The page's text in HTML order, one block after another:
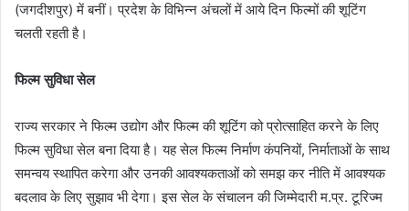
(जगदीशपुर) में बनीं। प्रदेश के विभिन्न अंचलों में आये दिन फिल्मों की शूटिंग
चलती रहती है।
फिल्म सुविधा सेल
राज्य सरकार ने फिल्म उद्योग और फिल्म की शूटिंग को प्रोत्साहित करने के लिए
फिल्म सुविधा सेल बना दिया है। यह सेल फिल्म निर्माण कंपनियों, निर्माताओं के साथ
समन्वय स्थापित करेगा और उनकी आवश्यकताओं को समझ कर नीति में आवश्यक
बदलाव के लिए सुझाव भी देगा। इस सेल के संचालन की जिम्मेदारी म.प्र. टूरिज्म